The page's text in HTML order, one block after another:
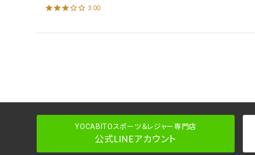
3.00
YOCABITOスポーツ＆レジャー専門店
公式LINEアカウント